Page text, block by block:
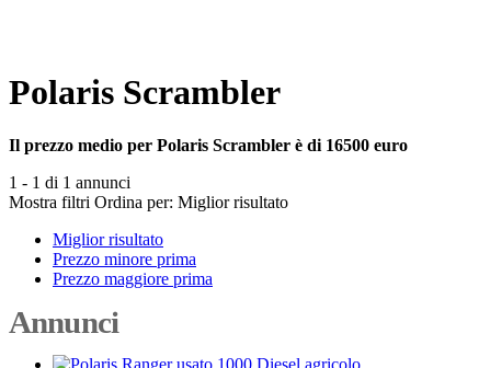
Polaris Scrambler
Il prezzo medio per Polaris Scrambler è di 16500 euro
1 - 1 di 1 annunci
Mostra filtri Ordina per: Miglior risultato
Miglior risultato
Prezzo minore prima
Prezzo maggiore prima
Annunci